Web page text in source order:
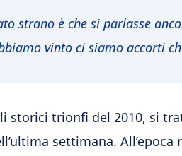
strano è che si parlasse
vinto ci siamo accorti
storici trionfi del 2010, si
settimana.